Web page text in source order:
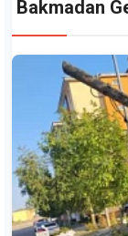
Bakmadan